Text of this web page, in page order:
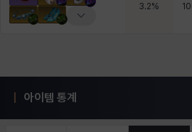
3.2%
아이템 통계